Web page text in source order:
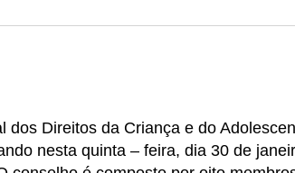
dos Direitos da Criança e do
nesta quinta – feira, dia 30 de